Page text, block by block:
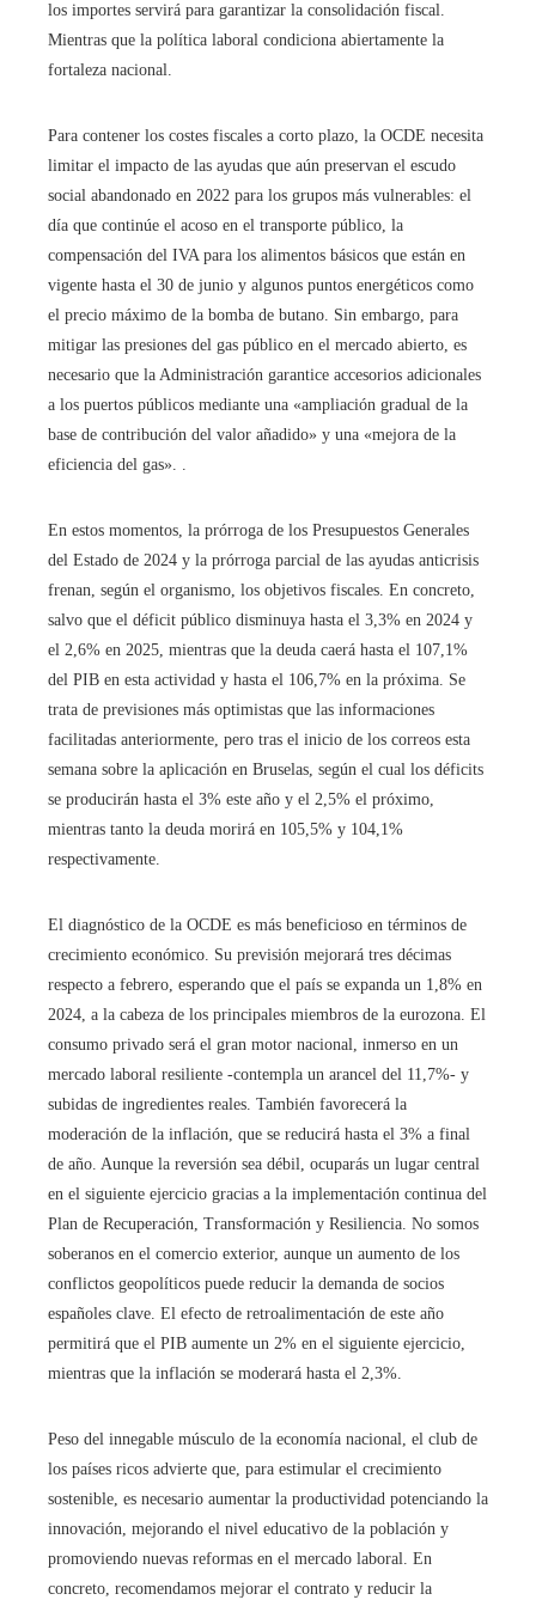
los importes servirá para garantizar la consolidación fiscal.
Mientras que la política laboral condiciona abiertamente la
fortaleza nacional.
Para contener los costes fiscales a corto plazo, la OCDE necesita
limitar el impacto de las ayudas que aún preservan el escudo
social abandonado en 2022 para los grupos más vulnerables: el
día que continúe el acoso en el transporte público, la
compensación del IVA para los alimentos básicos que están en
vigente hasta el 30 de junio y algunos puntos energéticos como
el precio máximo de la bomba de butano. Sin embargo, para
mitigar las presiones del gas público en el mercado abierto, es
necesario que la Administración garantice accesorios adicionales
a los puertos públicos mediante una «ampliación gradual de la
base de contribución del valor añadido» y una «mejora de la
eficiencia del gas». .
En estos momentos, la prórroga de los Presupuestos Generales
del Estado de 2024 y la prórroga parcial de las ayudas anticrisis
frenan, según el organismo, los objetivos fiscales. En concreto,
salvo que el déficit público disminuya hasta el 3,3% en 2024 y
el 2,6% en 2025, mientras que la deuda caerá hasta el 107,1%
del PIB en esta actividad y hasta el 106,7% en la próxima. Se
trata de previsiones más optimistas que las informaciones
facilitadas anteriormente, pero tras el inicio de los correos esta
semana sobre la aplicación en Bruselas, según el cual los déficits
se producirán hasta el 3% este año y el 2,5% el próximo,
mientras tanto la deuda morirá en 105,5% y 104,1%
respectivamente.
El diagnóstico de la OCDE es más beneficioso en términos de
crecimiento económico. Su previsión mejorará tres décimas
respecto a febrero, esperando que el país se expanda un 1,8% en
2024, a la cabeza de los principales miembros de la eurozona. El
consumo privado será el gran motor nacional, inmerso en un
mercado laboral resiliente -contempla un arancel del 11,7%- y
subidas de ingredientes reales. También favorecerá la
moderación de la inflación, que se reducirá hasta el 3% a final
de año. Aunque la reversión sea débil, ocuparás un lugar central
en el siguiente ejercicio gracias a la implementación continua del
Plan de Recuperación, Transformación y Resiliencia. No somos
soberanos en el comercio exterior, aunque un aumento de los
conflictos geopolíticos puede reducir la demanda de socios
españoles clave. El efecto de retroalimentación de este año
permitirá que el PIB aumente un 2% en el siguiente ejercicio,
mientras que la inflación se moderará hasta el 2,3%.
Peso del innegable músculo de la economía nacional, el club de
los países ricos advierte que, para estimular el crecimiento
sostenible, es necesario aumentar la productividad potenciando la
innovación, mejorando el nivel educativo de la población y
promoviendo nuevas reformas en el mercado laboral. En
concreto, recomendamos mejorar el contrato y reducir la